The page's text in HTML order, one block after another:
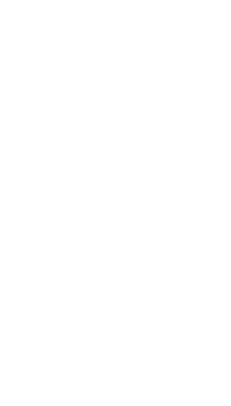
นฐานะผู้จัดการทีมซีเกม